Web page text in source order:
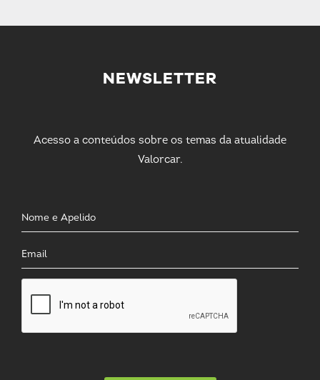
NEWSLETTER
Acesso a conteúdos sobre os temas da atualidade
Valorcar.